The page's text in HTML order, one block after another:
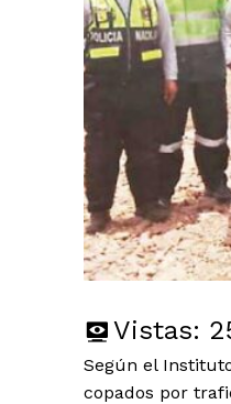
Vistas:
Según el
copados por